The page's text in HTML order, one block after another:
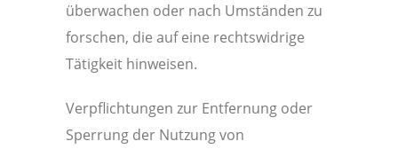
überwachen oder nach Umständen zu
forschen, die auf eine rechtswidrige
Tätigkeit hinweisen.
Verpflichtungen zur Entfernung oder
Sperrung der Nutzung von